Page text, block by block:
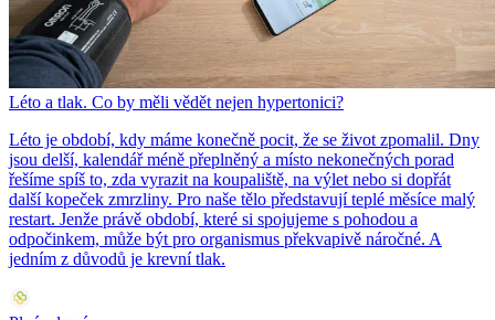
Léto a tlak. Co by měli vědět nejen hypertonici?
Léto je období, kdy máme konečně pocit, že se život zpomalil. Dny
jsou delší, kalendář méně přeplněný a místo nekonečných porad
řešíme spíš to, zda vyrazit na koupaliště, na výlet nebo si dopřát
další kopeček zmrzliny. Pro naše tělo představují teplé měsíce malý
restart. Jenže právě období, které si spojujeme s pohodou a
odpočinkem, může být pro organismus překvapivě náročné. A
jedním z důvodů je krevní tlak.